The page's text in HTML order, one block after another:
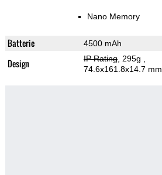
Nano Memory
Batterie 4500 mAh
Design IP Rating, 295g
74.6x161.8x14.7 mm